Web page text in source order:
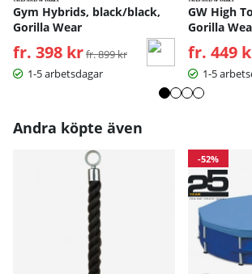
Gym Hybrids, black/black,
Gorilla Wear
fr. 398 kr Ordinarie pris:
fr. 899 kr
1-5 arbetsdagar
GW High
Gorilla
fr. 449
1-5
Andra köpte även
-52%